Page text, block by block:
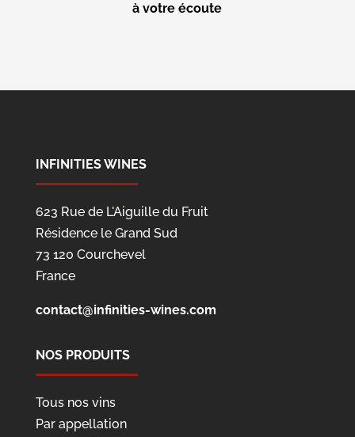
à votre écoute
INFINITIES WINES
623 Rue de L'Aiguille du Fruit
Résidence le Grand Sud
73 120 Courchevel
France
contact@infinities-wines.com
NOS PRODUITS
Tous nos vins
Par appellation